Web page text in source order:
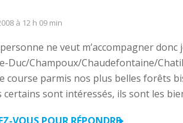
à 12 h 09 min
ne veut m’accompagner donc
Duc/Champoux/Chaudefontaine/
course parmis nos plus belles forêts
sont intéressés, ils sont les